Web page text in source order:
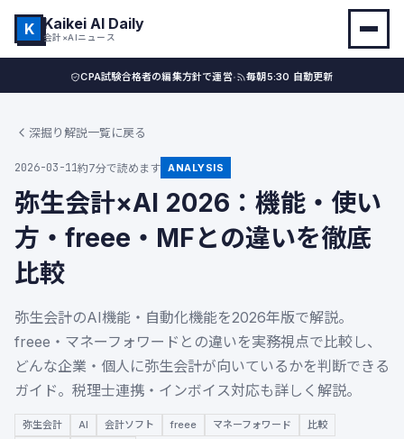
K Kaikei AI Daily
会計×AIニュース
CPA試験合格者の編集方針で運営· 毎朝5:30 自動更新
深掘り解説一覧に戻る
2026-03-11約7分で読めます ANALYSIS
弥生会計×AI 2026：機能・使い
方・freee・MFとの違いを徹底
比較
弥生会計のAI機能・自動化機能を2026年版で解説。
freee・マネーフォワードとの違いを実務視点で比較し、
どんな企業・個人に弥生会計が向いているかを判断できる
ガイド。税理士連携・インボイス対応も詳しく解説。
弥生会計 AI 会計ソフト freee マネーフォワード
比較